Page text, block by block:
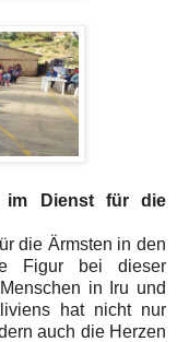
im Dienst für die
die Ärmsten in den
Figur bei dieser
in Iru und
hat nicht nur
auch die Herzen